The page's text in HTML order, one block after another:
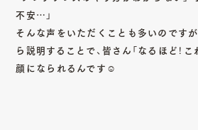
不安…」
そんな声をいただくことも多いのです
ら説明することで、皆さん「なるほど！
顔になられるんです☺️